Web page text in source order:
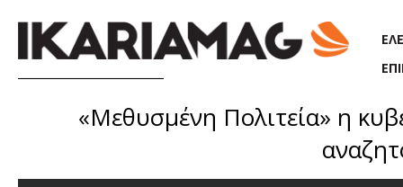
«Μεθυσμένη Πολιτεία» η